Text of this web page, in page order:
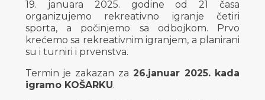
19. januara 2025. godine od 21 časa
organizujemo rekreativno igranje četiri
sporta, a počinjemo sa odbojkom. Prvo
krećemo sa rekreativnim igranjem, a planirani
su i turniri i prvenstva.
Termin je zakazan za 26.januar 2025. kada
igramo KOŠARKU.